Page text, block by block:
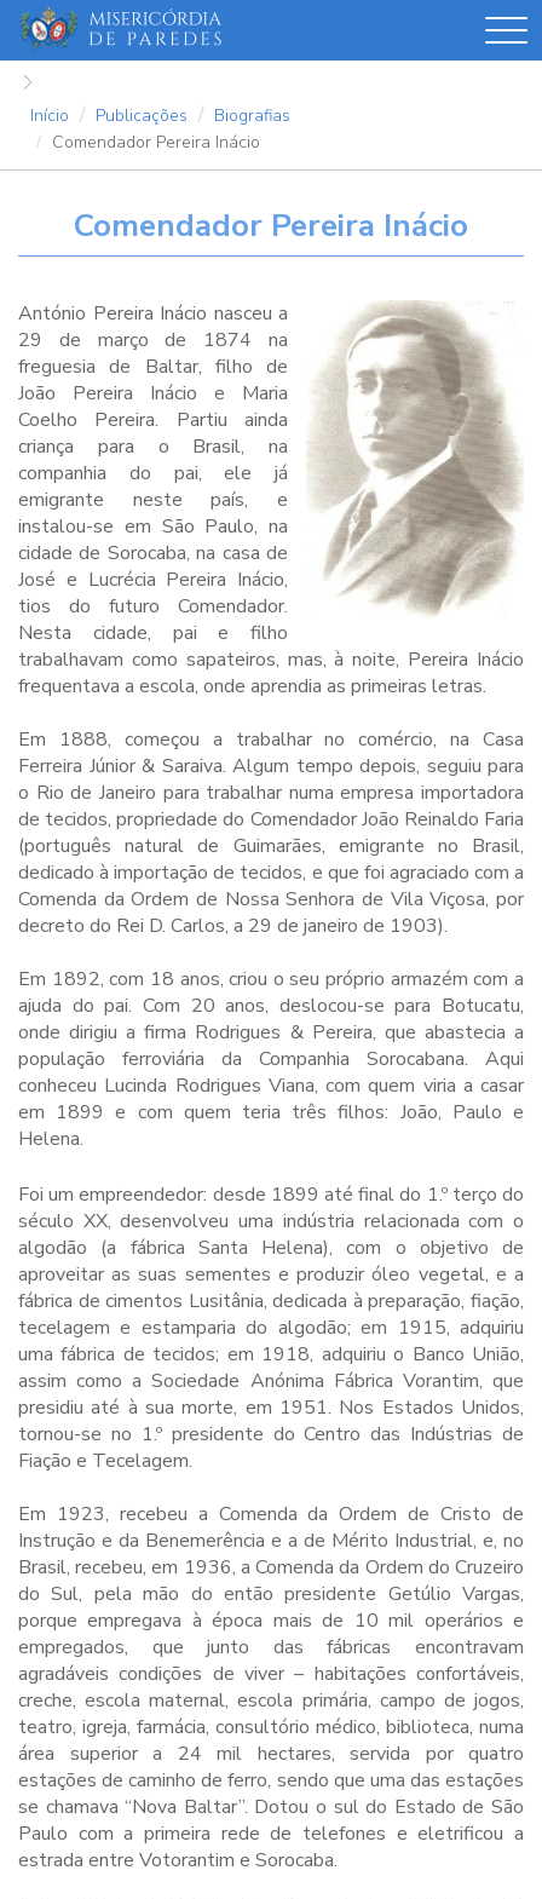
Passar
para
o
conteúdo
principal
Início Publicações
Biografias
Comendador Pereira Inácio
Comendador Pereira Inácio
António Pereira Inácio nasceu a
29 de março de 1874 na
freguesia de Baltar, filho de
João Pereira Inácio e Maria
Coelho Pereira. Partiu ainda
criança para o Brasil, na
companhia do pai, ele já
emigrante neste país, e
instalou-se em São Paulo, na
cidade de Sorocaba, na casa de
José e Lucrécia Pereira Inácio,
tios do futuro Comendador.
Nesta cidade, pai e filho
trabalhavam como sapateiros, mas, à noite, Pereira Inácio
frequentava a escola, onde aprendia as primeiras letras.
Em 1888, começou a trabalhar no comércio, na Casa
Ferreira Júnior & Saraiva. Algum tempo depois, seguiu para
o Rio de Janeiro para trabalhar numa empresa importadora
de tecidos, propriedade do Comendador João Reinaldo Faria
(português natural de Guimarães, emigrante no Brasil,
dedicado à importação de tecidos, e que foi agraciado com a
Comenda da Ordem de Nossa Senhora de Vila Viçosa, por
decreto do Rei D. Carlos, a 29 de janeiro de 1903).
Em 1892, com 18 anos, criou o seu próprio armazém com a
ajuda do pai. Com 20 anos, deslocou-se para Botucatu,
onde dirigiu a firma Rodrigues & Pereira, que abastecia a
população ferroviária da Companhia Sorocabana. Aqui
conheceu Lucinda Rodrigues Viana, com quem viria a casar
em 1899 e com quem teria três filhos: João, Paulo e
Helena.
Foi um empreendedor: desde 1899 até final do 1.º terço do
século XX, desenvolveu uma indústria relacionada com o
algodão (a fábrica Santa Helena), com o objetivo de
aproveitar as suas sementes e produzir óleo vegetal, e a
fábrica de cimentos Lusitânia, dedicada à preparação, fiação,
tecelagem e estamparia do algodão; em 1915, adquiriu
uma fábrica de tecidos; em 1918, adquiriu o Banco União,
assim como a Sociedade Anónima Fábrica Vorantim, que
presidiu até à sua morte, em 1951. Nos Estados Unidos,
tornou-se no 1.º presidente do Centro das Indústrias de
Fiação e Tecelagem.
Em 1923, recebeu a Comenda da Ordem de Cristo de
Instrução e da Benemerência e a de Mérito Industrial, e, no
Brasil, recebeu, em 1936, a Comenda da Ordem do Cruzeiro
do Sul, pela mão do então presidente Getúlio Vargas,
porque empregava à época mais de 10 mil operários e
empregados, que junto das fábricas encontravam
agradáveis condições de viver – habitações confortáveis,
creche, escola maternal, escola primária, campo de jogos,
teatro, igreja, farmácia, consultório médico, biblioteca, numa
área superior a 24 mil hectares, servida por quatro
estações de caminho de ferro, sendo que uma das estações
se chamava “Nova Baltar”. Dotou o sul do Estado de São
Paulo com a primeira rede de telefones e eletrificou a
estrada entre Votorantim e Sorocaba.